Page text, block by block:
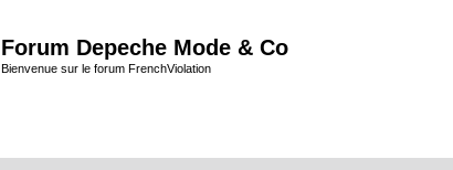
Forum Depeche Mode & Co
Bienvenue sur le forum FrenchViolation